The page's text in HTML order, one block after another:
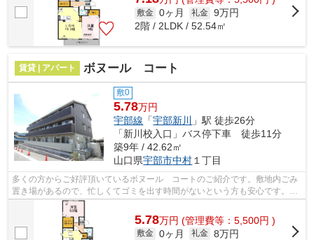
敷金 0ヶ月 礼金 9万円
2階 / 2LDK / 52.54㎡
賃貸 | アパート ボヌール コート
敷0
5.78万円
宇部線 「宇部新川
」駅 徒歩26分
「新川校入口」バス停下車 徒歩11分
築9年 / 42.62㎡
山口県宇部市中村１丁目
多くの方からご好評頂いているボヌール コートのご紹介です。敷地内ごみ
置き場があるので、忙しくてゴミを出す時間がないという方も安心です。ご
紹介するのは2016年11月竣工・築6年の...
5.78万円 (管理費等：5,500円 )
敷金 0ヶ月 礼金 8万円